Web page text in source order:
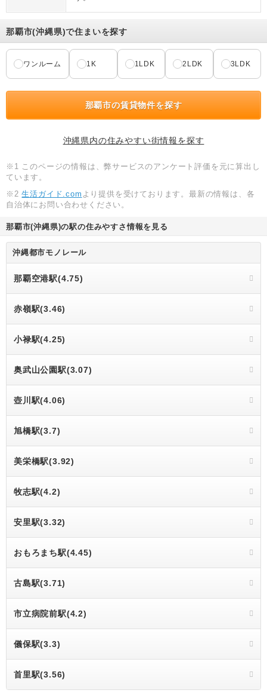
那覇市(沖縄県)で住まいを探す
ワンルーム 1K 1LDK 2LDK 3LDK
那覇市の賃貸物件を探す
沖縄県内の住みやすい街情報を探す
※1 このページの情報は、弊サービスのアンケート評価を元に算出し
ています。
※2生活ガイド.com より提供を受けております。最新の情報は、各
自治体にお問い合わせください。
那覇市(沖縄県)の駅の住みやすさ情報を見る
沖縄都市モノレール
那覇空港駅(4.75)
赤嶺駅(3.46)
小禄駅(4.25)
奥武山公園駅(3.07)
壺川駅(4.06)
旭橋駅(3.7)
美栄橋駅(3.92)
牧志駅(4.2)
安里駅(3.32)
おもろまち駅(4.45)
古島駅(3.71)
市立病院前駅(4.2)
儀保駅(3.3)
首里駅(3.56)